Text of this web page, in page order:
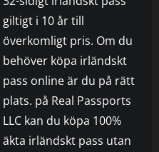
giltigt i 10 år till
överkomligt pris. Om du
behöver köpa irländskt
pass online är du på rätt
plats. på Real Passports
LLC kan du köpa 100%
äkta irländskt pass utan